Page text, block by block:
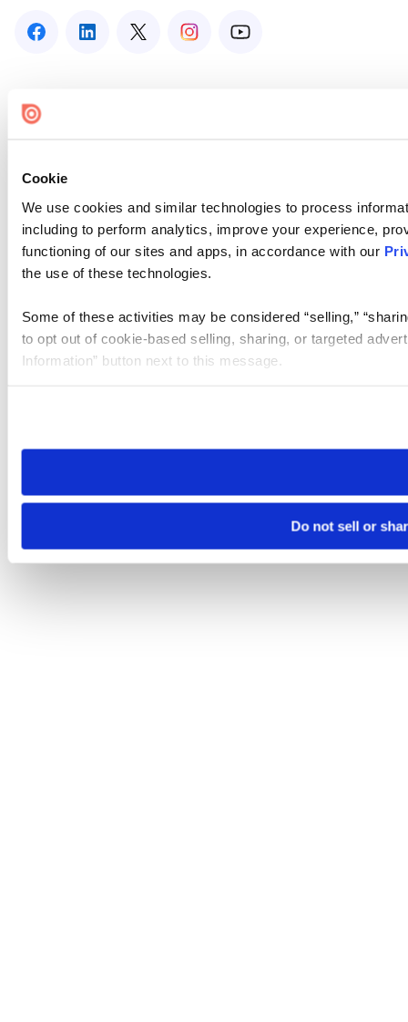
Cookie
We use cookies and similar technologies to process
including to perform analytics, improve your experience,
functioning of our sites and apps, in accordance with our
the use of these technologies.
Some of these activities may be considered “selling,”
to opt out of cookie-based selling, sharing, or targeted
Information” button next to this message.
need to be set again.
Do not sell or